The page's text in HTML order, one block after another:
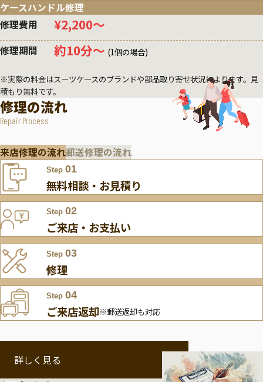
ケースハンドル修理
修理費用
¥2,200〜
修理期間 約10分〜 (1個の場合)
※実際の料金はスーツケースのブランドや部品取り寄せ状況によります。見
積もり無料です。
修理の流れ
Repair Process
来店修理の流れ郵送修理の流れ
Step 01
無料相談・お見積り
Step 02
ご来店・お支払い
Step 03
修理
Step 04
ご来店返却※郵送返却も対応
詳しく見る